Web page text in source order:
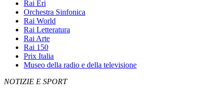
Rai Eri
Orchestra Sinfonica
Rai World
Rai Letteratura
Rai Arte
Rai 150
Prix Italia
Museo della radio e della televisione
NOTIZIE E SPORT